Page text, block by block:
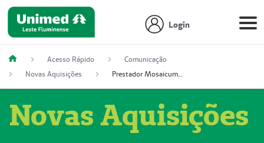
Login
Acesso Rápido
Comunicação
Novas Aquisições
Prestador Mosaicum Espaço Clínico Eireli (51004355-5)
Novas Aquisições